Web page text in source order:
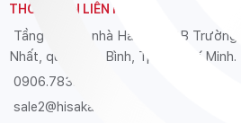
THÔNG TIN LIÊN HỆ
Tầng 12 Tòa nhà Hải Âu, 39B
Nhất, quận Tân Bình, Tp. Hồ Chí Minh.
0906.783.626
sale2@hisaka.vn